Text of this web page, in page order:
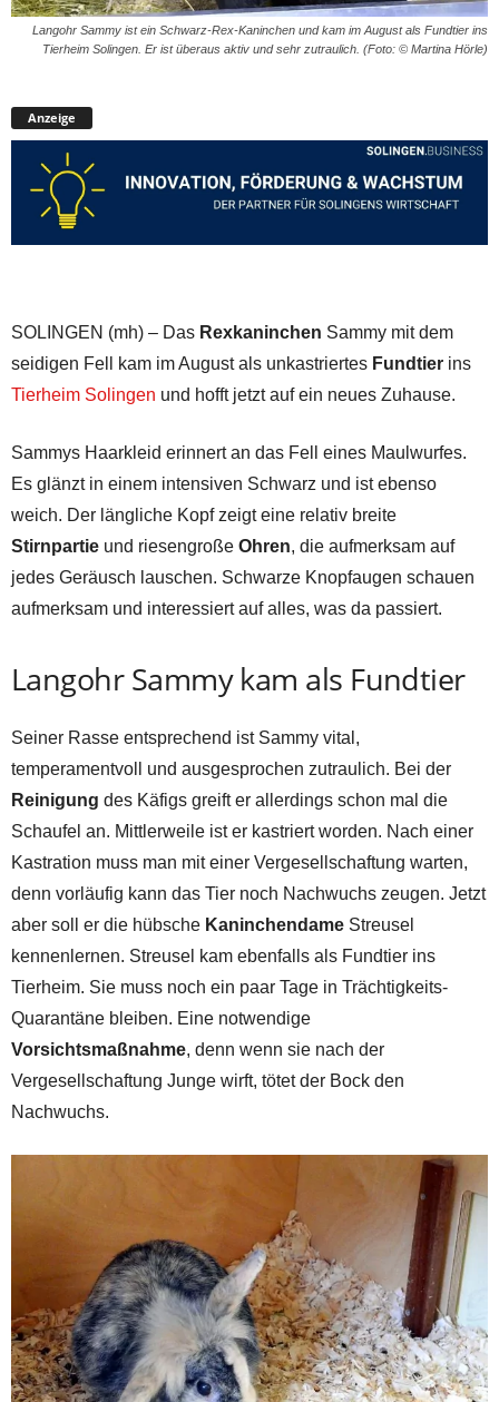
Langohr Sammy ist ein Schwarz-Rex-Kaninchen und kam im August als Fundtier ins
Tierheim Solingen. Er ist überaus aktiv und sehr zutraulich. (Foto: © Martina Hörle)
Anzeige
SOLINGEN (mh) – Das Rexkaninchen Sammy mit dem
seidigen Fell kam im August als unkastriertes Fundtier ins
Tierheim Solingen und hofft jetzt auf ein neues Zuhause.
Sammys Haarkleid erinnert an das Fell eines Maulwurfes.
Es glänzt in einem intensiven Schwarz und ist ebenso
weich. Der längliche Kopf zeigt eine relativ breite
Stirnpartie und riesengroße Ohren, die aufmerksam auf
jedes Geräusch lauschen. Schwarze Knopfaugen schauen
aufmerksam und interessiert auf alles, was da passiert.
Langohr Sammy kam als Fundtier
Seiner Rasse entsprechend ist Sammy vital,
temperamentvoll und ausgesprochen zutraulich. Bei der
Reinigung des Käfigs greift er allerdings schon mal die
Schaufel an. Mittlerweile ist er kastriert worden. Nach einer
Kastration muss man mit einer Vergesellschaftung warten,
denn vorläufig kann das Tier noch Nachwuchs zeugen. Jetzt
aber soll er die hübsche Kaninchendame Streusel
kennenlernen. Streusel kam ebenfalls als Fundtier ins
Tierheim. Sie muss noch ein paar Tage in Trächtigkeits-
Quarantäne bleiben. Eine notwendige
Vorsichtsmaßnahme, denn wenn sie nach der
Vergesellschaftung Junge wirft, tötet der Bock den
Nachwuchs.